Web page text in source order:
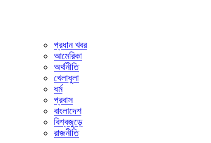
প্রধান খবর
আমেরিকা
অর্থনীতি
খেলাধুলা
ধর্ম
প্রবাস
বাংলাদেশ
বিশ্বজুড়ে
রাজনীতি